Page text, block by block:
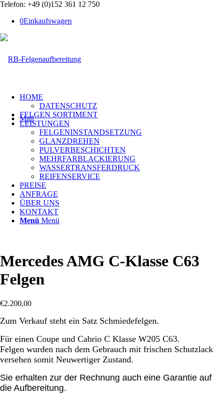
Telefon: +49 (0)152 361 12 750
0Einkaufswagen
Mail
HOME
DATENSCHUTZ
FELGEN SORTIMENT
LEISTUNGEN
FELGENINSTANDSETZUNG
GLANZDREHEN
PULVERBESCHICHTEN
MEHRFARBLACKIERUNG
WASSERTRANSFERDRUCK
REIFENSERVICE
PREISE
ANFRAGE
ÜBER UNS
KONTAKT
Menü Menü
Mercedes AMG C-Klasse C63
Felgen
€2.200,00
Zum Verkauf steht ein Satz Schmiedefelgen.
Für einen Coupe und Cabrio C Klasse W205 C63.
Felgen wurden nach dem Gebrauch mit frischen Schutzlack
versehen somit Neuwertiger Zustand.
Sie erhalten zur der Rechnung auch eine Garantie auf
die Aufbereitung.